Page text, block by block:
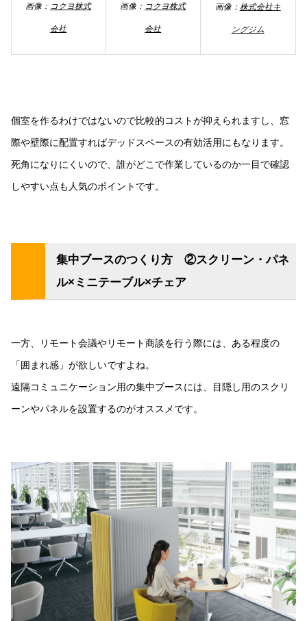
画像： コクヨ株式
会社
画像： コクヨ株式
会社
画像： 株式会社キ
ングジム
個室を作るわけではないので比較的コストが抑えられますし、窓
際や壁際に配置すればデッドスペースの有効活用にもなります。
死角になりにくいので、誰がどこで作業しているのか一目で確認
しやすい点も人気のポイントです。
集中ブースのつくり方 ②スクリーン・パネ
ル×ミニテーブル×チェア
一方、リモート会議やリモート商談を行う際には、ある程度の
「囲まれ感」が欲しいですよね。
遠隔コミュニケーション用の集中ブースには、目隠し用のスクリ
ーンやパネルを設置するのがオススメです。